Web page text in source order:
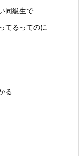
同級生で
てるってのに
る